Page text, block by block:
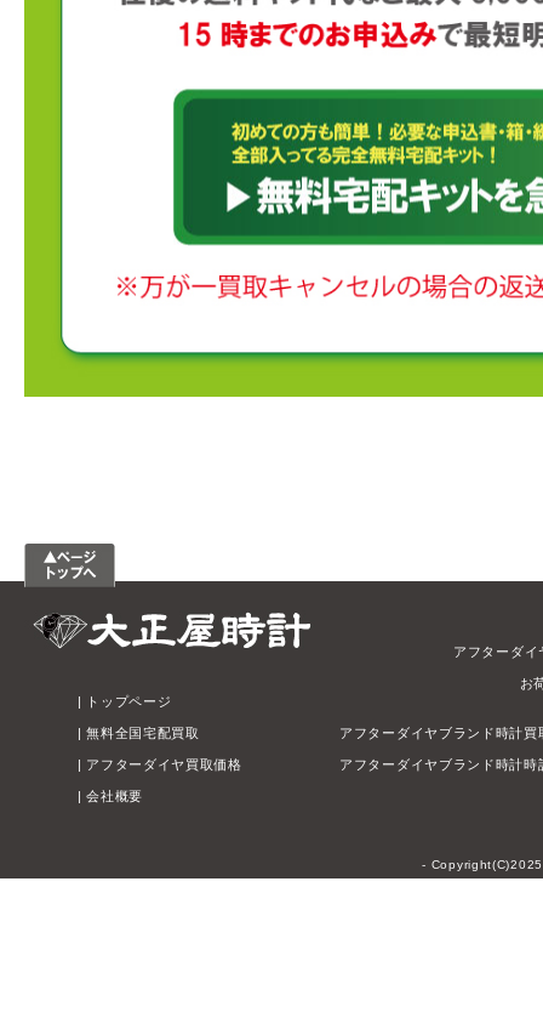
トップページ
|無料全国宅配買取
アフターダイヤ買取価格
|会社概要
アフターダイ
お
アフターダイヤブランド時計買
アフターダイヤブランド時計時
-